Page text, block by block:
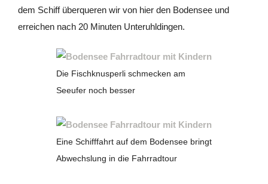
dem Schiff überqueren wir von hier den Bodensee und
erreichen nach 20 Minuten Unteruhldingen.
Die Fischknusperli schmecken am
Seeufer noch besser
Eine Schifffahrt auf dem Bodensee bringt
Abwechslung in die Fahrradtour